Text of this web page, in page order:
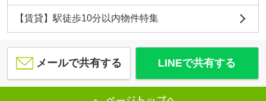
【賃貸】駅徒歩10分以内物件特集
メールで共有する LINEで共有する